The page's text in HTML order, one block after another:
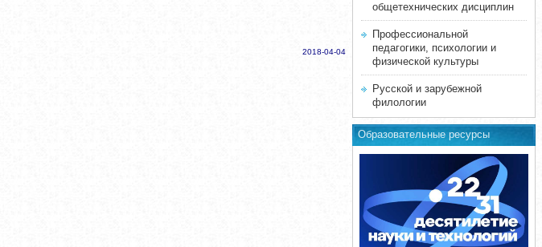
2018-04-04
общетехнических дисциплин
Профессиональной
педагогики, психологии и
физической культуры
Русской и зарубежной
филологии
Образовательные ресурсы